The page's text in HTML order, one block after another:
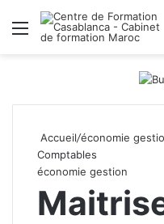
Menu
Accueil/économie
Comptables
économie gestion